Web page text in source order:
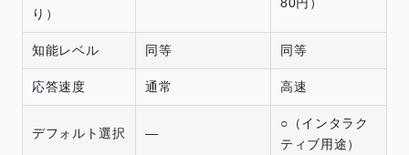
り）
80円）
知能レベル 同等 同等
応答速度 通常 高速
デフォルト選択 —
○（インタラク
ティブ用途）